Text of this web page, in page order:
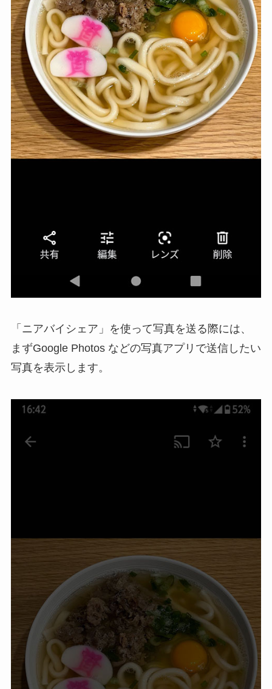
「ニアバイシェア」を使って写真を送る際には、
まずGoogle Photos などの写真アプリで送信したい
写真を表示します。